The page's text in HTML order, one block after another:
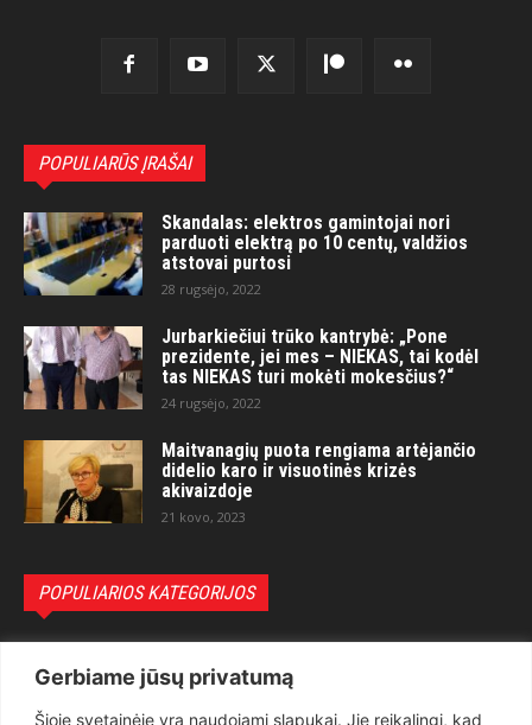
Gerbiame jūsų privatumą
Šioje svetainėje yra naudojami slapukai. Jie reikalingi, kad
POPULIARŪS ĮRAŠAI
Skandalas: elektros gamintojai nori
parduoti elektrą po 10 centų, valdžios
atstovai purtosi
28 rugsėjo, 2022
Jurbarkiečiui trūko kantrybė: „Pone
prezidente, jei mes – NIEKAS, tai kodėl
tas NIEKAS turi mokėti mokesčius?“
24 rugsėjo, 2022
Maitvanagių puota rengiama artėjančio
didelio karo ir visuotinės krizės
akivaizdoje
21 kovo, 2023
POPULIARIOS KATEGORIJOS